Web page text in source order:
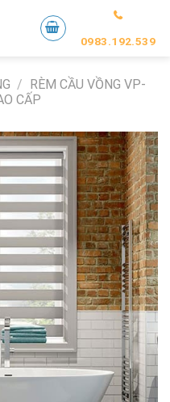
0983.192.539
/ RÈM CẦU VỒNG VP-
CẤP